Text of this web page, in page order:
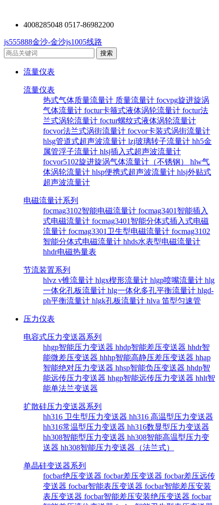
4008285048 0517-86982200
js555888金沙-金沙js1005线路
流量仪表
流量仪表
热式气体质量流量计 质量流量计 focvpg旋进旋涡
气体流量计 foctur卡箍式液体涡轮流量计 foctur法
兰式涡轮流量计 foctur螺纹式液体涡轮流量计
focvor法兰式涡街流量计 focvor卡装式涡街流量计
hlsg管道式超声波流量计 lzj玻璃转子流量计 hh5金
属管浮子流量计 hlsj插入式超声波流量计
focvor5102旋进旋涡气体流量计（不锈钢） hlw气
体涡轮流量计 hlsp便携式超声波流量计 hlsj外贴式
超声波流量计
电磁流量计系列
focmag3102智能电磁流量计 focmag3401智能插入
式电磁流量计 focmag3401智能分体式插入式电磁
流量计 focmag3301卫生型电磁流量计 focmag3102
智能分体式电磁流量计 hhds水表型电磁流量计
hhdr电磁热量表
节流装置系列
hlvz v锥流量计 hlgx楔形流量计 hlgp喷嘴流量计 hlg
一体化孔板流量计 hlg一体化多孔平衡流量计 hlgd-
ph平衡流量计 hlgk孔板流量计 hlva 笛型匀速管
压力仪表
电容式压力变送器系列
hhgp智能压力变送器 hhdp智能差压变送器 hhdr智
能微差压变送器 hhhp智能高静压差压变送器 hhap
智能绝对压力变送器 hhsp智能负压变送器 hhdp智
能远传压力变送器 hhgp智能远传压力变送器 hhlt智
能单法兰变送器
扩散硅压力变送器系列
hh316 卫生型压力变送器 hh316 高温型压力变送器
hh316常温型压力变送器 hh316数显型压力变送器
hh308智能型压力变送器 hh308智能高温型压力变
送器 hh308智能压力变送器（法兰式）
单晶硅变送器系列
focbar绝压变送器 focbar差压变送器 focbar差压远传
变送器 focbar智能表压变送器 focbar智能差压安装
表压变送器 focbar智能差压安装绝压变送器 focbar